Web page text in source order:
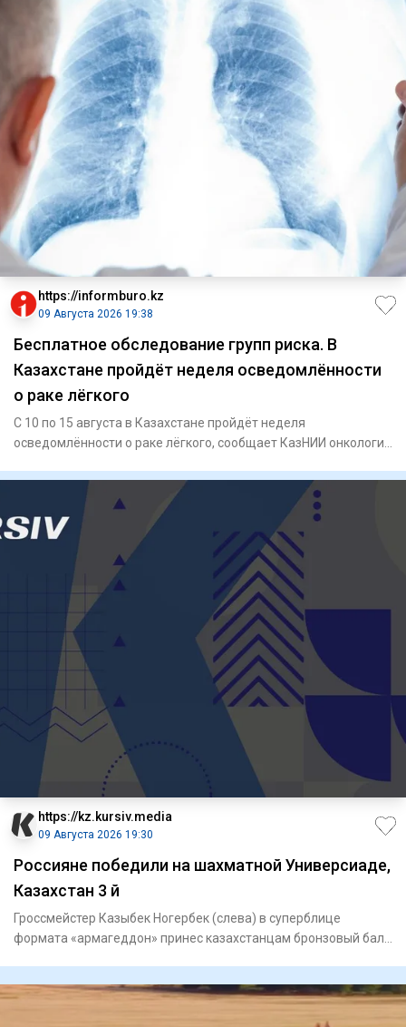
https://informburo.kz
09 Августа 2026 19:38
Бесплатное обследование групп риска. В
Казахстане пройдёт неделя осведомлённости
о раке лёгкого
С 10 по 15 августа в Казахстане пройдёт неделя
осведомлённости о раке лёгкого, сообщает КазНИИ онкологии
https://kz.kursiv.media
09 Августа 2026 19:30
Россияне победили на шахматной Универсиаде,
Казахстан 3 й
Гроссмейстер Казыбек Ногербек (слева) в суперблице
формата «армагеддон» принес казахстанцам бронзовый балл